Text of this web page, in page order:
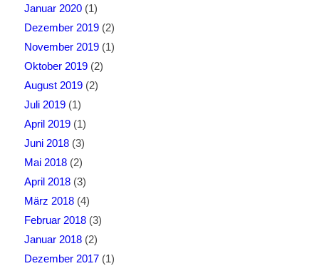
Januar 2020(1)
Dezember 2019(2)
November 2019(1)
Oktober 2019(2)
August 2019(2)
Juli 2019(1)
April 2019(1)
Juni 2018(3)
Mai 2018(2)
April 2018(3)
März 2018(4)
Februar 2018(3)
Januar 2018(2)
Dezember 2017(1)